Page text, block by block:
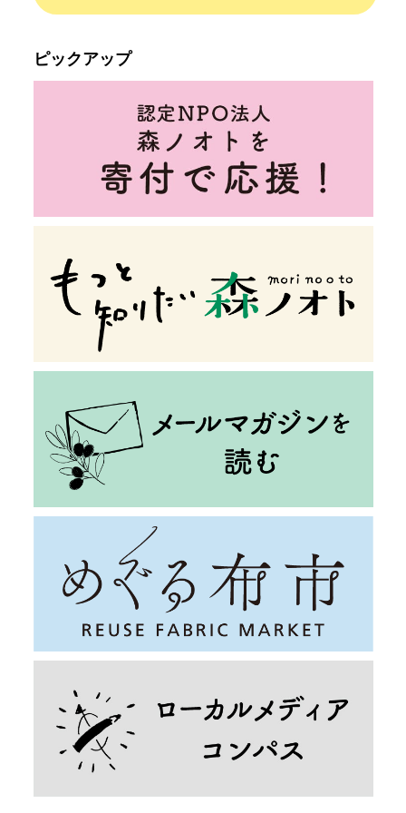
ピックアップ